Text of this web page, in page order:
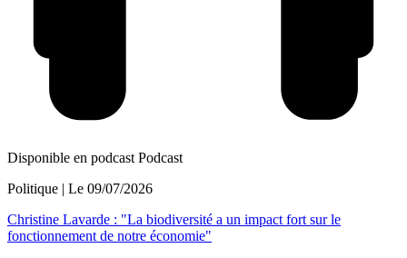
Disponible en podcast Podcast
Politique | Le 09/07/2026
Christine Lavarde : "La biodiversité a un impact fort sur le
fonctionnement de notre économie"